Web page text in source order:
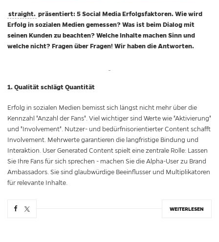
straight. präsentiert: 5 Social Media Erfolgsfaktoren. Wie wird
Erfolg in sozialen Medien gemessen? Was ist beim Dialog mit
seinen Kunden zu beachten? Welche Inhalte machen Sinn und
welche nicht? Fragen über Fragen! Wir haben die Antworten.
1. Qualität schlägt Quantität
Erfolg in sozialen Medien bemisst sich längst nicht mehr über die
Kennzahl "Anzahl der Fans". Viel wichtiger sind Werte wie "Aktivierung"
und "Involvement". Nutzer- und bedürfnisorientierter Content schafft
Involvement. Mehrwerte garantieren die langfristige Bindung und
Interaktion. User Generated Content spielt eine zentrale Rolle: Lassen
Sie Ihre Fans für sich sprechen - machen Sie die Alpha-User zu Brand
Ambassadors. Sie sind glaubwürdige Beeinflusser und Multiplikatoren
für relevante Inhalte.
WEITERLESEN